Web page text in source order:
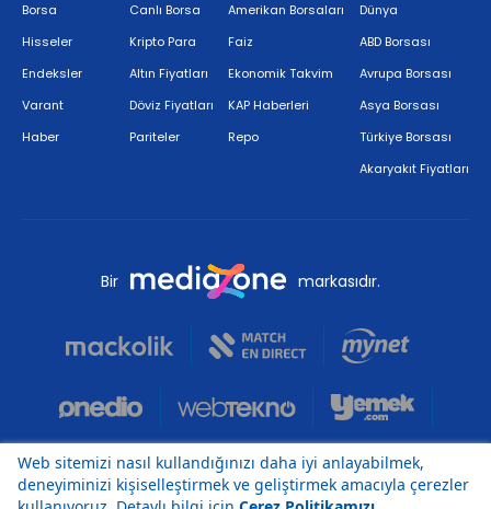
Borsa
Hisseler
Endeksler
Varant
Haber
Canlı Borsa
Kripto Para
Altın Fiyatları
Döviz Fiyatları
Pariteler
Amerikan Borsaları
Faiz
Ekonomik Takvim
KAP Haberleri
Repo
Dünya
ABD Borsası
Avrupa Borsası
Asya Borsası
Türkiye Borsası
Akaryakıt Fiyatları
Bir markasıdır.